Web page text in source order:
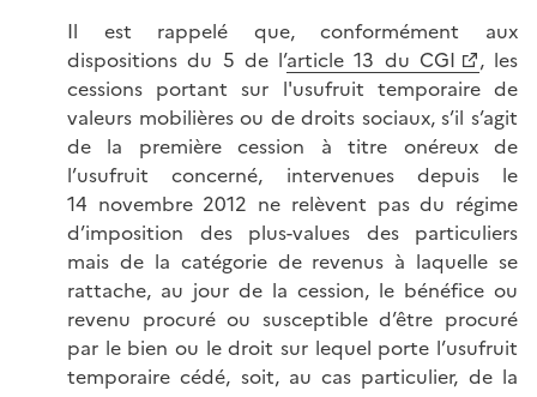
Il est rappelé que, conformément aux
dispositions du 5 de l’article 13 du CGI
, les
cessions portant sur l'usufruit temporaire de
valeurs mobilières ou de droits sociaux, s’il s’agit
de la première cession à titre onéreux de
l’usufruit concerné, intervenues depuis le
14 novembre 2012 ne relèvent pas du régime
d’imposition des plus-values des particuliers
mais de la catégorie de revenus à laquelle se
rattache, au jour de la cession, le bénéfice ou
revenu procuré ou susceptible d’être procuré
par le bien ou le droit sur lequel porte l’usufruit
temporaire cédé, soit, au cas particulier, de la